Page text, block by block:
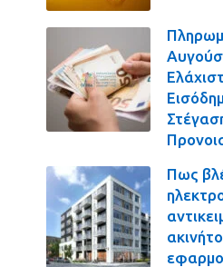
Πως